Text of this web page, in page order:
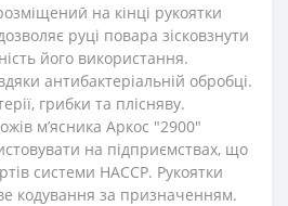
на кінці рукоятки
руці повара зісковзнути
його використання.
антибактеріальній обробці.
грибки та плісняву.
м’ясника Аркос "2900"
на підприємствах, що
системи HACCP. Рукоятки
кодування за призначенням.